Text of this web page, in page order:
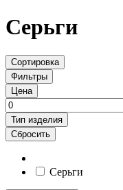
Серьги
Сортировка
Фильтры
Цена
Тип изделия
Сбросить
Серьги